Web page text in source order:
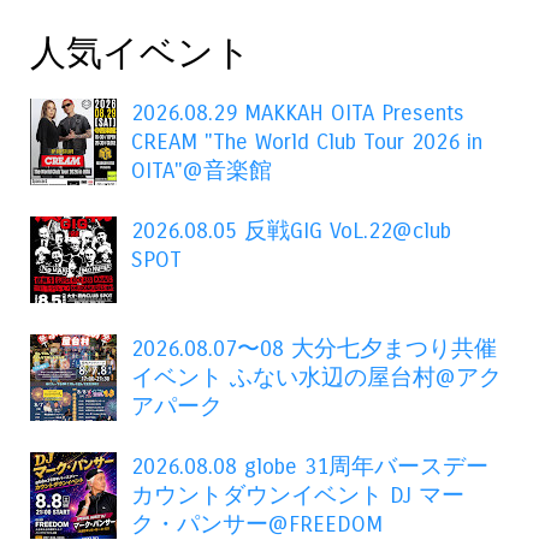
人気イベント
2026.08.29 MAKKAH OITA Presents
CREAM "The World Club Tour 2026 in
OITA"@音楽館
2026.08.05 反戦GIG VoL.22@club
SPOT
2026.08.07〜08 大分七夕まつり共催
イベント ふない水辺の屋台村@アク
アパーク
2026.08.08 globe 31周年バースデー
カウントダウンイベント DJ マー
ク・パンサー@FREEDOM